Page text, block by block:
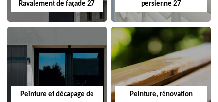
Ravalement de façade 27
persienne 27
Peinture et décapage de
Peinture, rénovation